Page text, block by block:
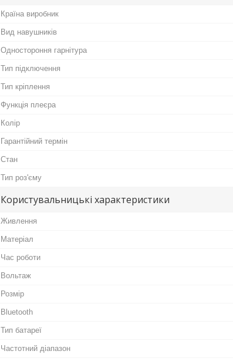
Країна виробник
Вид навушників
Одностороння гарнітура
Тип підключення
Тип кріплення
Функція плеєра
Колір
Гарантійний термін
Стан
Тип роз'єму
Користувальницькі характеристики
Живлення
Матеріал
Час роботи
Вольтаж
Розмір
Bluetooth
Тип батареї
Частотний діапазон